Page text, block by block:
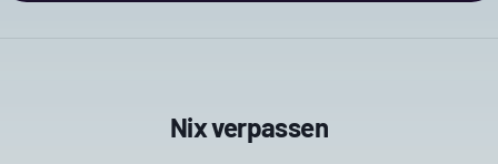
Nix verpassen